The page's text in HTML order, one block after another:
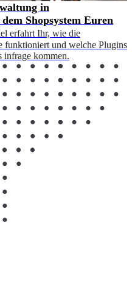
in
Shopsystem Euren
erfahrt Ihr, wie die
funktioniert und welche Plugins
infrage kommen.